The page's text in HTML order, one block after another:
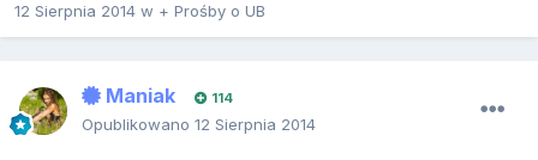
12 Sierpnia 2014 w + Prośby o UB
Maniak 114
Opublikowano 12 Sierpnia 2014